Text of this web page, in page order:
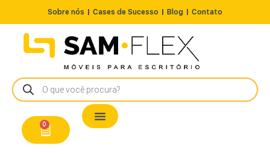
Sobre nós Cases de Sucesso Blog Contato
0